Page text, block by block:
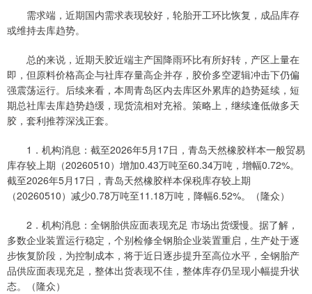
需求端，近期国内需求表现较好，轮胎开工环比恢复，成品库存
或维持去库趋势。
总的来说，近期天胶近端主产国降雨环比有所好转，产区上量在
即，但原料价格高企与社库存量高企并存，胶价多空逻辑冲击下仍偏
强震荡运行。后续来看，本周青岛区内去库区外累库的趋势延续，短
期总社库去库趋势趋缓，现货流相对充裕。策略上，继续逢低做多天
胶，套利推荐深浅正套。
1．机构消息：截至2026年5月17日，青岛天然橡胶样本一般贸易
库存较上期（20260510）增加0.43万吨至60.34万吨，增幅0.72%。
截至2026年5月17日，青岛天然橡胶样本保税库存较上期
（20260510）减少0.78万吨至11.18万吨，降幅6.52%。（隆众）
2．机构消息：全钢胎供应面表现充足 市场出货缓慢。据了解，
多数企业装置运行稳定，个别检修全钢胎企业装置重启，生产处于逐
步恢复阶段，为控制成本，将于近日逐步提升至高位水平，全钢胎产
品供应面表现充足，整体出货表现不佳，整体库存仍呈现小幅提升状
态。（隆众）